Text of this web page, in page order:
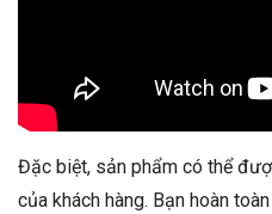
Đặc biệt, sản phẩm có thể
của khách hàng. Bạn hoàn